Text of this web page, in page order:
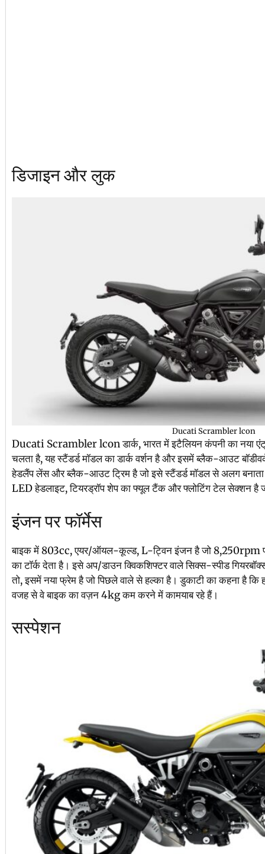
डिजाइन और लुक
Ducati Scrambler lcon
Ducati Scrambler lcon डार्क, भारत में इटैलियन कंपनी का नया
चलता है, यह स्टैंडर्ड मॉडल का डार्क वर्शन है और इसमें ब्लैक-आउट
हेडलैंप लेंस और ब्लैक-आउट ट्रिम है जो इसे स्टैंडर्ड मॉडल से अलग बनाता
LED हेडलाइट, टियरड्रॉप शेप का फ्यूल टैंक और फ्लोटिंग टेल सेक्शन
इंजन पर फॉर्मेस
बाइक में 803cc, एयर/ऑयल-कूल्ड, L-ट्विन इंजन है जो
का टॉर्क देता है। इसे अप/डाउन क्विकशिफ्टर वाले सिक्स-स्पीड
तो, इसमें नया फ्रेम है जो पिछले वाले से हल्का है। डुकाटी का कहना है
वजह से वे बाइक का वज़न 4kg कम करने में कामयाब रहे हैं।
सस्पेशन